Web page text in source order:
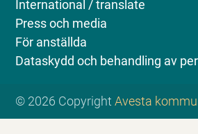
International / translate
Press och media
För anställda
Dataskydd och behandling av
© 2026 CopyrightAvesta